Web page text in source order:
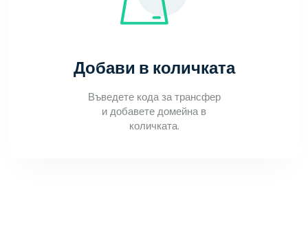
Добави в количката
Въведете кода за трансфер
и добавете домейна в
количката.